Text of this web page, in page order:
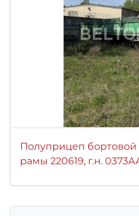
Полуприцеп бортовой
рамы 220619, г.н.